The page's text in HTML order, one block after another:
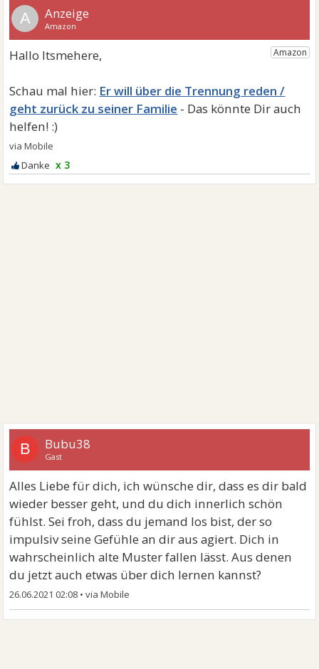
A
Er will über die Trennung reden /
geht zurück zu seiner Familie
x 3
B Bubu38
Gast
Alles Liebe für dich, ich wünsche dir, dass es dir bald
wieder besser geht, und du dich innerlich schön
fühlst. Sei froh, dass du jemand los bist, der so
impulsiv seine Gefühle an dir aus agiert. Dich in
wahrscheinlich alte Muster fallen lässt. Aus denen
du jetzt auch etwas über dich lernen kannst?
26.06.2021 02:08 •